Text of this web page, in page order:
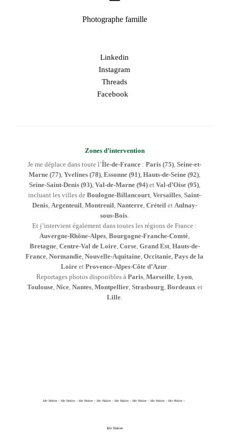
Photographe famille
Linkedin
Instagram
Threads
Facebook
Zones d’intervention
Je me déplace dans toute l’Île-de-France : Paris (75) Seine-et-
Marne (77) Yvelines (78) Essonne (91) Hauts-de-Seine (92)
Seine-Saint-Denis (93), Val-de-Marne (94)et Val-d’Oise (95),
incluant les villes de Boulogne-Billancourt Versailles Saint-
Denis, Argenteuil Montreuil Nanterre, Créteil et Aulnay-
sous-Bois
Et j’intervient également dans toutes les régions de France :
Auvergne-Rhône-Alpes Bourgogne-Franche-Comté
Bretagne, Centre-Val de Loire, Corse, Grand Est, Hauts-de-
France Normandie Nouvelle-Aquitaine Occitanie Pays de la
Loireet Provence-Alpes-Côte d’Azur.
Reportages photos disponibles à Paris, Marseille, Lyon,
Toulouse, Nice, Nantes, Montpellier, Strasbourg Bordeaux et
Lille
Idir Hakim – Idir Hakim – Idir Hakim – Idir Hakim – Idir Hakim – Idir Hakim – Idir Hakim – Idir Hakim –
Idir Hakim